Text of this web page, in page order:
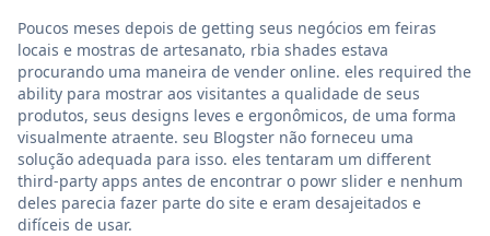
Poucos meses depois de getting seus negócios em feiras
locais e mostras de artesanato, rbia shades estava
procurando uma maneira de vender online. eles required the
ability para mostrar aos visitantes a qualidade de seus
produtos, seus designs leves e ergonômicos, de uma forma
visualmente atraente. seu Blogster não forneceu uma
solução adequada para isso. eles tentaram um different
third-party apps antes de encontrar o powr slider e nenhum
deles parecia fazer parte do site e eram desajeitados e
difíceis de usar.